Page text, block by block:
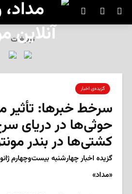
SEARCH
تبلیغات
گزیده‌ی‌ اخبار
سرخط خبرها: تأثیر
حوثی‌ها در دریای
کشتی‌ها در بندر
«مداد»